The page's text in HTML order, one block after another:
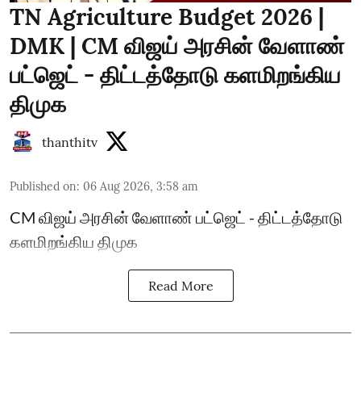
TN Agriculture Budget 2026 |
DMK | CM விஜய் அரசின் வேளாண்
பட்ஜெட் - திட்டத்தோடு களமிறங்கிய
திமுக
thanthitv
Published on: 06 Aug 2026, 3:58 am
CM விஜய் அரசின் வேளாண் பட்ஜெட் - திட்டத்தோடு
களமிறங்கிய திமுக
Read More